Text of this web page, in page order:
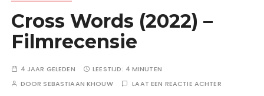
Cross Words (2022) –
Filmrecensie
4 JAAR GELEDEN LEESTIJD: 4 MINUTEN
DOOR SEBASTIAAN KHOUW LAAT EEN REACTIE ACHTER